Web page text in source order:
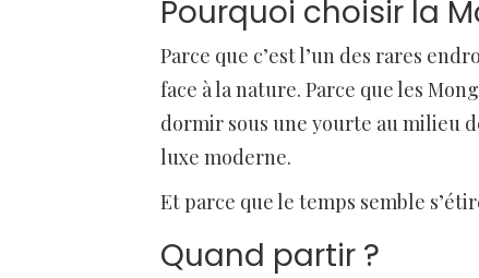
Pourquoi choisir la
Parce que c’est l’un des rares
face à la nature. Parce que les
dormir sous une yourte au milieu
luxe moderne.
Et parce que le temps semble
Quand partir ?